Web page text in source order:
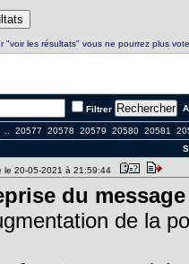
"voir les résultats" vous ne pourrez plus
Filtrer
20577 20578 20579 20580 20581
le 20-05-2021 à 21:59:44
du
de la